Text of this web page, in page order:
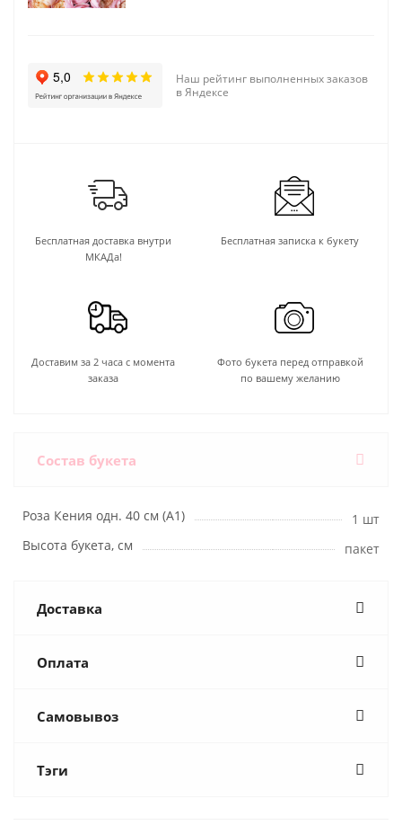
Наш рейтинг выполненных заказов
в Яндексе
Бесплатная доставка внутри
МКАДа!
Бесплатная записка к букету
Доставим за 2 часа с момента
заказа
Фото букета перед отправкой
по вашему желанию
Состав букета
Роза Кения одн. 40 см (А1)
1 шт
Высота букета, см
пакет
Доставка
Оплата
Самовывоз
Тэги